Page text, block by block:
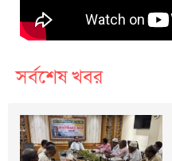
সর্বশেষ খবর